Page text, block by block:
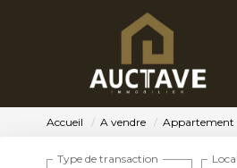
Accueil A vendre Appartement
Type de transaction